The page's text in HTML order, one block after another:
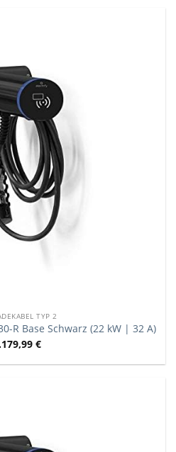
TYP 2
R Base Schwarz (22 kW | 32 A)
€